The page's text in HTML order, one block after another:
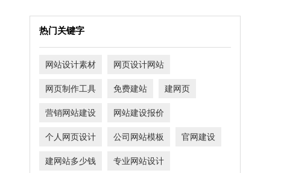
热门关键字
网站设计素材 网页设计网站
网页制作工具 免费建站 建网页
营销网站建设 网站建设报价
个人网页设计 公司网站模板 官网建设
建网站多少钱 专业网站设计